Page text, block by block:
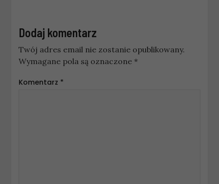
Dodaj komentarz
Twój adres email nie zostanie opublikowany.
Wymagane pola są oznaczone *
Komentarz *